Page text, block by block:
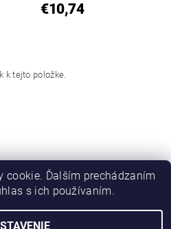
€10,74
k tejto položke.
cookie. Ďalším prechádzaním
s ich používaním.